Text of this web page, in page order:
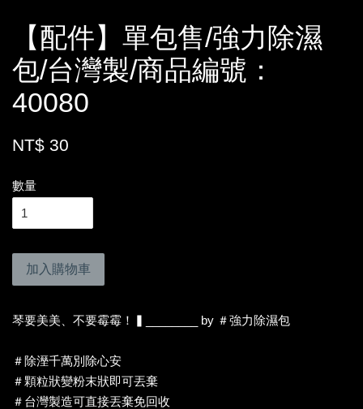
【配件】單包售/強力除濕
包/台灣製/商品編號：
40080
NT$ 30
數量
加入購物車
琴要美美、不要霉霉！▍________ by ＃強力除濕包
＃除溼千萬別除心安
＃顆粒狀變粉末狀即可丟棄
＃台灣製造可直接丟棄免回收